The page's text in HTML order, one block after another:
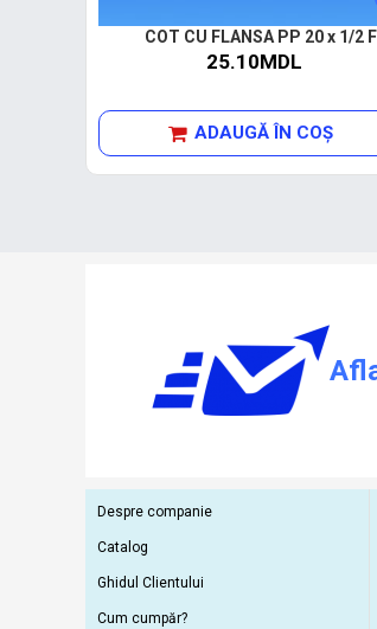
COT CU FLANSA PP 20 x 1/2 F
25.10MDL
ADAUGĂ ÎN COŞ
Despre companie
Catalog
Ghidul Clientului
Cum cumpăr?